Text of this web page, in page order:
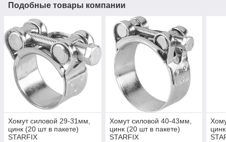
Подобные товары компании
Хомут силовой 29-31мм,
цинк (20 шт в пакете)
STARFIX
Хомут силовой 40-43мм,
цинк (20 шт в пакете)
STARFIX